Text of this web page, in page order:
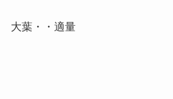
大葉・・適量